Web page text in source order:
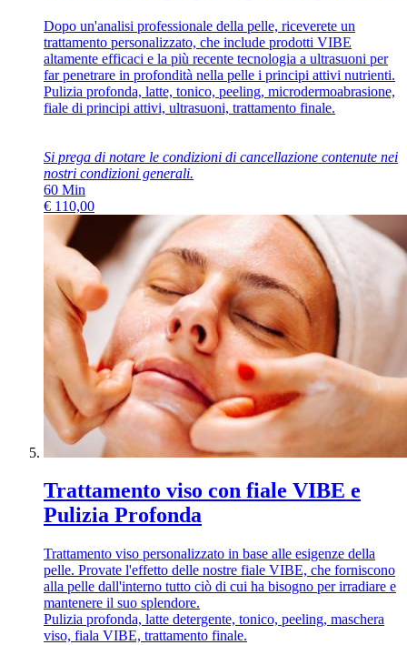
Dopo un'analisi professionale della pelle, riceverete un
trattamento personalizzato, che include prodotti VIBE
altamente efficaci e la più recente tecnologia a ultrasuoni per
far penetrare in profondità nella pelle i principi attivi nutrienti.
Pulizia profonda, latte, tonico, peeling, microdermoabrasione,
fiale di principi attivi, ultrasuoni, trattamento finale.
Si prega di notare le condizioni di cancellazione contenute nei
nostri condizioni generali.
60 Min
€ 110,00
Trattamento viso con fiale VIBE e
Pulizia Profonda
Trattamento viso personalizzato in base alle esigenze della
pelle. Provate l'effetto delle nostre fiale VIBE, che forniscono
alla pelle dall'interno tutto ciò di cui ha bisogno per irradiare e
mantenere il suo splendore.
Pulizia profonda, latte detergente, tonico, peeling, maschera
viso, fiala VIBE, trattamento finale.